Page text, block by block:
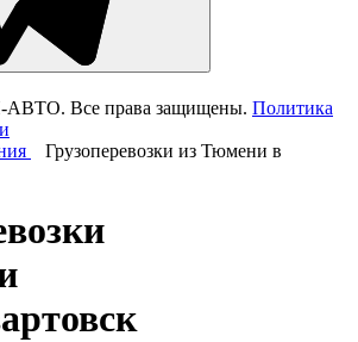
Все права защищены. Политика
Грузоперевозки из Тюмени в